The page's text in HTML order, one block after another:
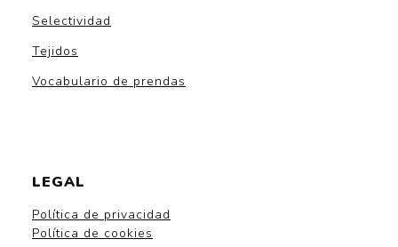
Selectividad
Tejidos
Vocabulario de prendas
LEGAL
Política de privacidad
Política de cookies